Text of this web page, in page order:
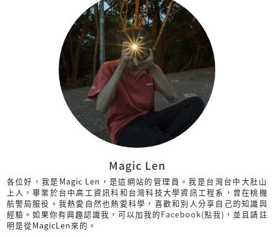
Magic Len
各位好，我是Magic Len，是這網站的管理員。我是台灣台中大肚山
上人，畢業於台中高工資訊科和台灣科技大學資訊工程系，曾在桃機
航警局服役。我熱愛自然也熱愛科學，喜歡和別人分享自己的知識與
經驗。如果你有興趣認識我，可以加我的Facebook(點我) ，並且請註
明是從MagicLen來的。